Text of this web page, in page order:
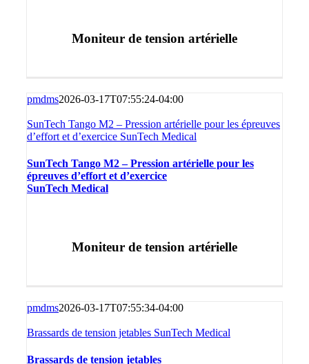
Moniteur de tension artérielle
pmdms2026-03-17T07:55:24-04:00
SunTech Tango M2 – Pression artérielle pour les épreuves
d’effort et d’exercice SunTech Medical
SunTech Tango M2 – Pression artérielle pour les
épreuves d’effort et d’exercice
SunTech Medical
Moniteur de tension artérielle
pmdms2026-03-17T07:55:34-04:00
Brassards de tension jetables SunTech Medical
Brassards de tension jetables